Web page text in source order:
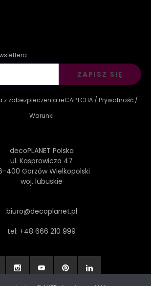
ZAPISZ SIĘ
z zabezpieczenia reCAPTCHA / Prywatność /
Warunki
decoPLANET Polska
ul. Kasprowicza 47
400 Gorzów Wielkopolski
woj. lubuskie
biuro@decoplanet.pl
tel: +48 666 210 999